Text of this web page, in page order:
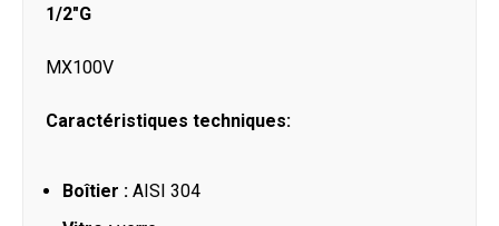
1/2"G
MX100V
Caractéristiques techniques:
Boîtier : AISI 304